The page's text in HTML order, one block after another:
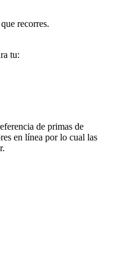
recorres.
tu:
de primas de
en línea por lo cual las